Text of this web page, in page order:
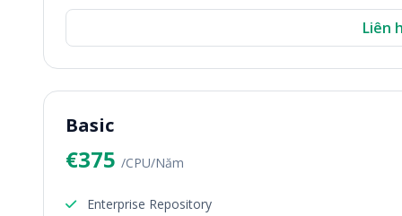
Liên
Basic
€375 /CPU/Năm
Enterprise Repository